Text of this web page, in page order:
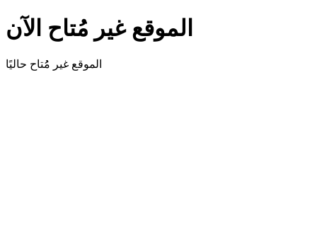
الموقع غير مُتاح الآن
الموقع غير مُُتاح حاليًا